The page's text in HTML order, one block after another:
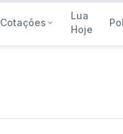
Cotações
Lua
Hoje